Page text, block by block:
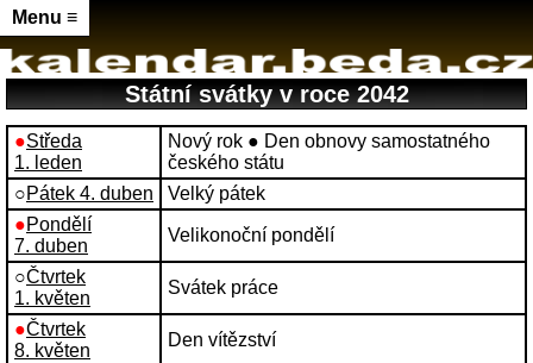
Menu ≡
Státní svátky v roce 2042
●Středa
1. leden
Nový rok ● Den obnovy samostatného
českého státu
○Pátek 4. duben
Velký pátek
●Pondělí
7. duben
Velikonoční pondělí
○Čtvrtek
1. květen
Svátek práce
●Čtvrtek
8. květen
Den vítězství